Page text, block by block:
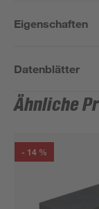
Eigenschaften
Datenblätter
Ähnliche
- 14 %